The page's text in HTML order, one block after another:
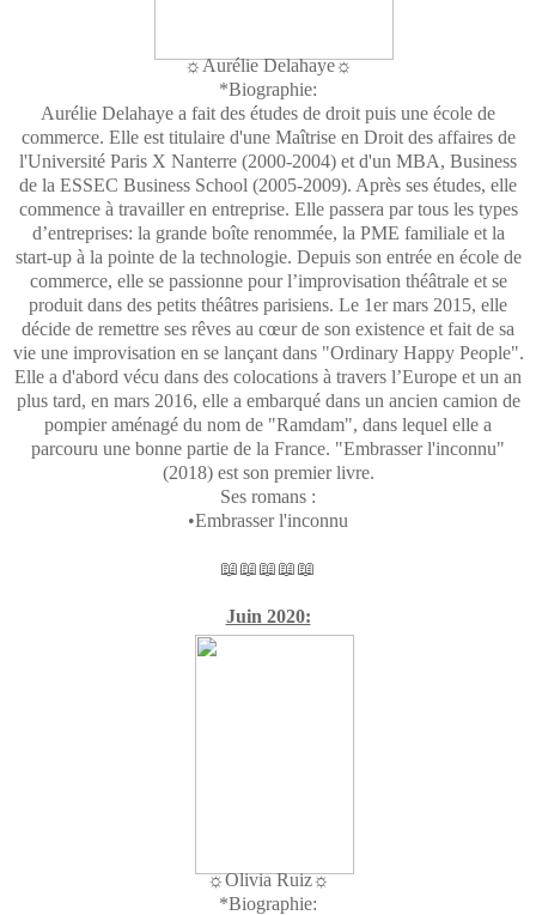
☼Aurélie Delahaye☼
*Biographie:
Aurélie Delahaye a fait des études de droit puis une école de
commerce. Elle est titulaire d'une Maîtrise en Droit des affaires de
l'Université Paris X Nanterre (2000-2004) et d'un MBA, Business
de la ESSEC Business School (2005-2009). Après ses études, elle
commence à travailler en entreprise. Elle passera par tous les types
d’entreprises: la grande boîte renommée, la PME familiale et la
start-up à la pointe de la technologie. Depuis son entrée en école de
commerce, elle se passionne pour l’improvisation théâtrale et se
produit dans des petits théâtres parisiens. Le 1er mars 2015, elle
décide de remettre ses rêves au cœur de son existence et fait de sa
vie une improvisation en se lançant dans "Ordinary Happy People".
Elle a d'abord vécu dans des colocations à travers l’Europe et un an
plus tard, en mars 2016, elle a embarqué dans un ancien camion de
pompier aménagé du nom de "Ramdam", dans lequel elle a
parcouru une bonne partie de la France. "Embrasser l'inconnu"
(2018) est son premier livre.
Ses romans :
•Embrasser l'inconnu
📖📖📖📖📖
Juin 2020:
☼Olivia Ruiz☼
*Biographie: